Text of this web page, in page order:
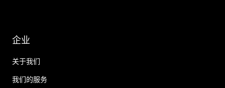
企业
关于我们
我们的服务